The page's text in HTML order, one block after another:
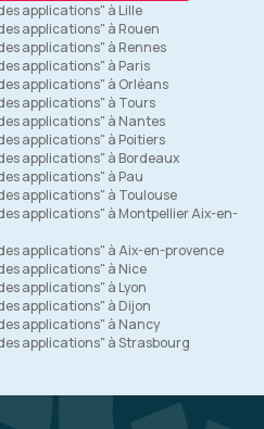
applications" à Lille
applications" à Rouen
applications" à Rennes
applications" à Paris
applications" à Orléans
applications" à Tours
applications" à Nantes
applications" à Poitiers
applications" à Bordeaux
applications" à Pau
applications" à Toulouse
applications" à Montpellier Aix-en-
applications" à Aix-en-provence
applications" à Nice
applications" à Lyon
applications" à Dijon
applications" à Nancy
applications" à Strasbourg